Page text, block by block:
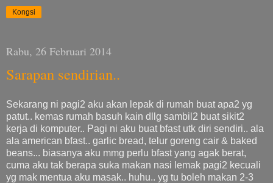
Kongsi
Rabu, 26 Februari 2014
Sarapan sendirian..
Sekarang ni pagi2 aku akan lepak di rumah buat apa2 yg
patut.. kemas rumah basuh kain dllg sambil2 buat sikit2
kerja di komputer.. Pagi ni aku buat bfast utk diri sendiri.. ala
ala american bfast.. garlic bread, telur goreng cair & baked
beans... biasanya aku mmg perlu bfast yang agak berat,
cuma aku tak berapa suka makan nasi lemak pagi2 kecuali
yg mak mentua aku masak.. huhu.. yg tu boleh makan 2-3